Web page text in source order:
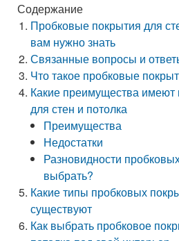
Содержание
Пробковые покрытия для
вам нужно знать
Связанные вопросы и
Что такое пробковые
Какие преимущества
для стен и потолка
Преимущества
Недостатки
Разновидности
выбрать?
Какие типы пробковых
существуют
Как выбрать пробковое